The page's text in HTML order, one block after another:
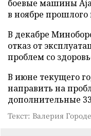
боевые машины
в ноябре прошлого
В декабре
отказ от
проблем со
В июне текущего
направить на
дополнительные
Текст: Валерия